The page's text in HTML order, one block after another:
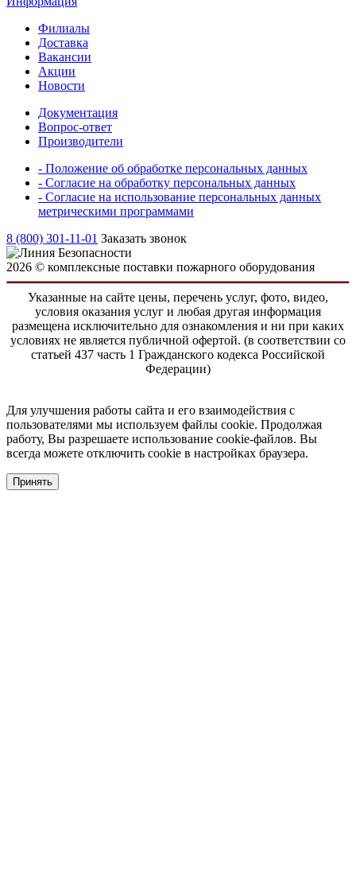
Филиалы
Доставка
Вакансии
Акции
Новости
Документация
Вопрос-ответ
Производители
- Положение об обработке персональных данных
- Согласие на обработку персональных данных
- Согласие на использование персональных данных
метрическими программами
8 (800) 301-11-01 Заказать звонок
2026 © комплексные поставки пожарного оборудования
Указанные на сайте цены, перечень услуг, фото, видео,
условия оказания услуг и любая другая информация
размещена исключительно для ознакомления и ни при каких
условиях не является публичной офертой. (в соответствии со
статьей 437 часть 1 Гражданского кодекса Российской
Федерации)
Для улучшения работы сайта и его взаимодействия с
пользователями мы используем файлы cookie. Продолжая
работу, Вы разрешаете использование cookie-файлов. Вы
всегда можете отключить cookie в настройках браузера.
Принять